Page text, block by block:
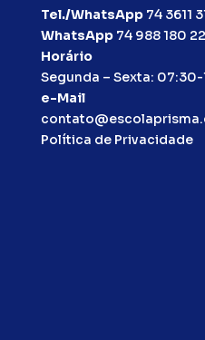
Tel./WhatsApp 74 3611
WhatsApp 74 988 180
Horário
Segunda – Sexta:
e-Mail
Política de Privacidade